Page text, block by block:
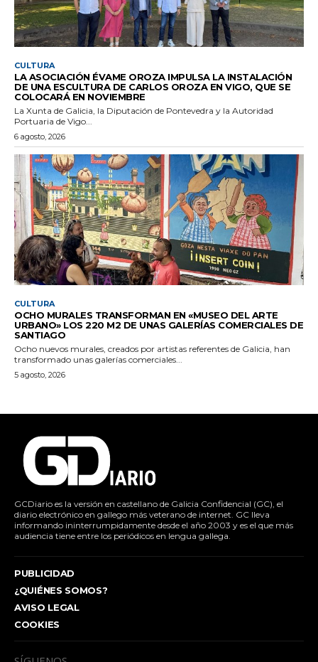
CULTURA
LA ASOCIACIÓN ÉVAME OROZA IMPULSA LA INSTALACIÓN
DE UNA ESCULTURA DE CARLOS OROZA EN VIGO, QUE SE
COLOCARÁ EN NOVIEMBRE
La Xunta de Galicia, la Diputación de Pontevedra y la Autoridad
Portuaria de Vigo...
6 agosto, 2026
CULTURA
OCHO MURALES TRANSFORMAN EN «MUSEO DEL ARTE
URBANO» LOS 220 M2 DE UNAS GALERÍAS COMERCIALES DE
SANTIAGO
Ocho nuevos murales, creados por artistas referentes de Galicia, han
transformado unas galerías comerciales...
5 agosto, 2026
GCDiario es la versión en castellano de Galicia Confidencial (GC), el
diario electrónico en gallego más veterano de internet. GC lleva
informando ininterrumpidamente desde el año 2003 y es el que más
audiencia tiene entre los periódicos en lengua gallega.
PUBLICIDAD
¿QUIÉNES SOMOS?
AVISO LEGAL
COOKIES